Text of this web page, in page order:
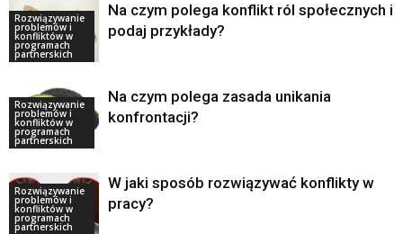
Rozwiązywanie
problemów i
konfliktów w
programach
partnerskich
Na czym polega konflikt ról społecznych i
podaj przykłady?
Rozwiązywanie
problemów i
konfliktów w
programach
partnerskich
Na czym polega zasada unikania
konfrontacji?
Rozwiązywanie
problemów i
konfliktów w
programach
partnerskich
W jaki sposób rozwiązywać konflikty w
pracy?